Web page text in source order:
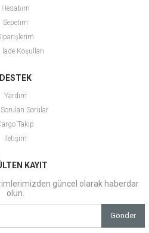
Hesabım
Sepetim
İade Koşulları
DESTEK
Yardım
Sorulan Sorular
Takip
İletişim
KAYIT
güncel olarak haberdar
olun.
Gönder